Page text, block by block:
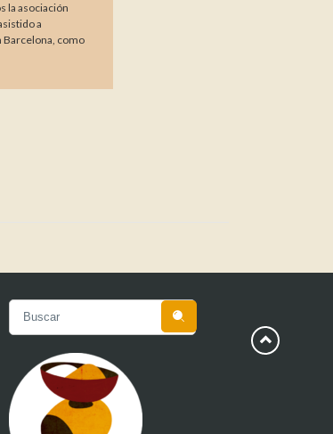
la asociación
a
Barcelona, como
